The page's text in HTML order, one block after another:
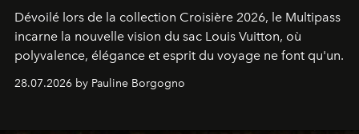
Dévoilé lors de la collection Croisière 2026, le Multipass
incarne la nouvelle vision du sac Louis Vuitton, où
polyvalence, élégance et esprit du voyage ne font qu'un.
28.07.2026 by Pauline Borgogno